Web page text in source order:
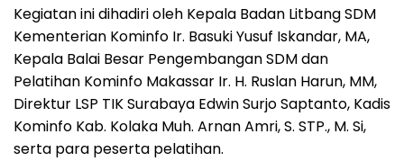
Kegiatan ini dihadiri oleh Kepala Badan Litbang SDM
Kementerian Kominfo Ir. Basuki Yusuf Iskandar, MA,
Kepala Balai Besar Pengembangan SDM dan
Pelatihan Kominfo Makassar Ir. H. Ruslan Harun, MM,
Direktur LSP TIK Surabaya Edwin Surjo Saptanto, Kadis
Kominfo Kab. Kolaka Muh. Arnan Amri, S. STP., M. Si,
serta para peserta pelatihan.